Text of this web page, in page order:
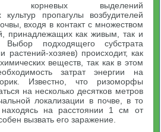
корневых выделений
культур пропагулы возбудителей
входя в контакт с множеством
принадлежащих как живым, так и
подходящего субстрата
растений-хозяев) происходит, как
веществ, так как в этом
затрат энергии на
Известно, что ризоморфы
на несколько десятков метров
локализации в почве, в то
на расстоянии 1 см от
вызвать его заражение.